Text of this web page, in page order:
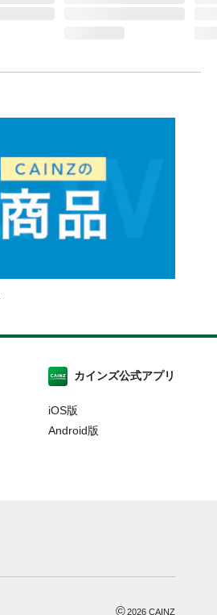
カインズ公式アプリ
iOS版
Android版
©2026 CAINZ